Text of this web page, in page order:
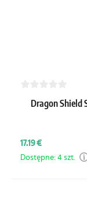
Dragon Shield
17.19 €
Dostępne: 4 szt.